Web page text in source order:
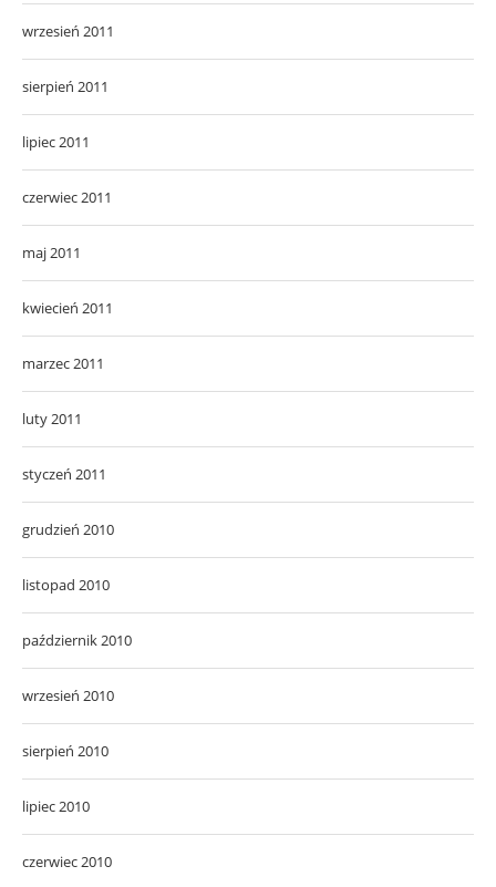
wrzesień 2011
sierpień 2011
lipiec 2011
czerwiec 2011
maj 2011
kwiecień 2011
marzec 2011
luty 2011
styczeń 2011
grudzień 2010
listopad 2010
październik 2010
wrzesień 2010
sierpień 2010
lipiec 2010
czerwiec 2010